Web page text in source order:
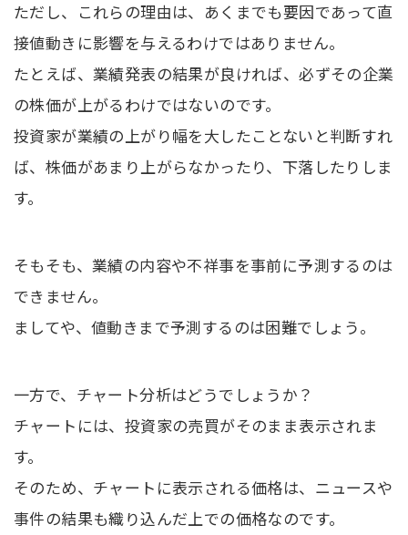
ただし、これらの理由は、あくまでも要因であって直
接値動きに影響を与えるわけではありません。
たとえば、業績発表の結果が良ければ、必ずその企業
の株価が上がるわけではないのです。
投資家が業績の上がり幅を大したことないと判断すれ
ば、株価があまり上がらなかったり、下落したりしま
す。
そもそも、業績の内容や不祥事を事前に予測するのは
できません。
ましてや、値動きまで予測するのは困難でしょう。
一方で、チャート分析はどうでしょうか？
チャートには、投資家の売買がそのまま表示されま
す。
そのため、チャートに表示される価格は、ニュースや
事件の結果も織り込んだ上での価格なのです。